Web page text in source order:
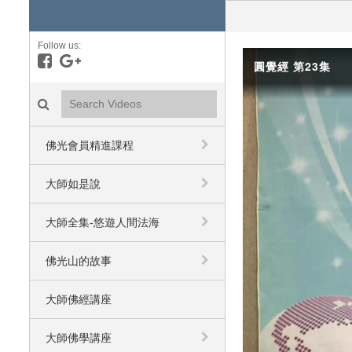
Follow us:
Like on Facebook
Follow on Google+
Search videos icon
佛光會員精進課程
大師如是說
大師全集-悠遊人間法海
佛光山的故事
大師佛經講座
大師佛學講座
圓覺經 第23集